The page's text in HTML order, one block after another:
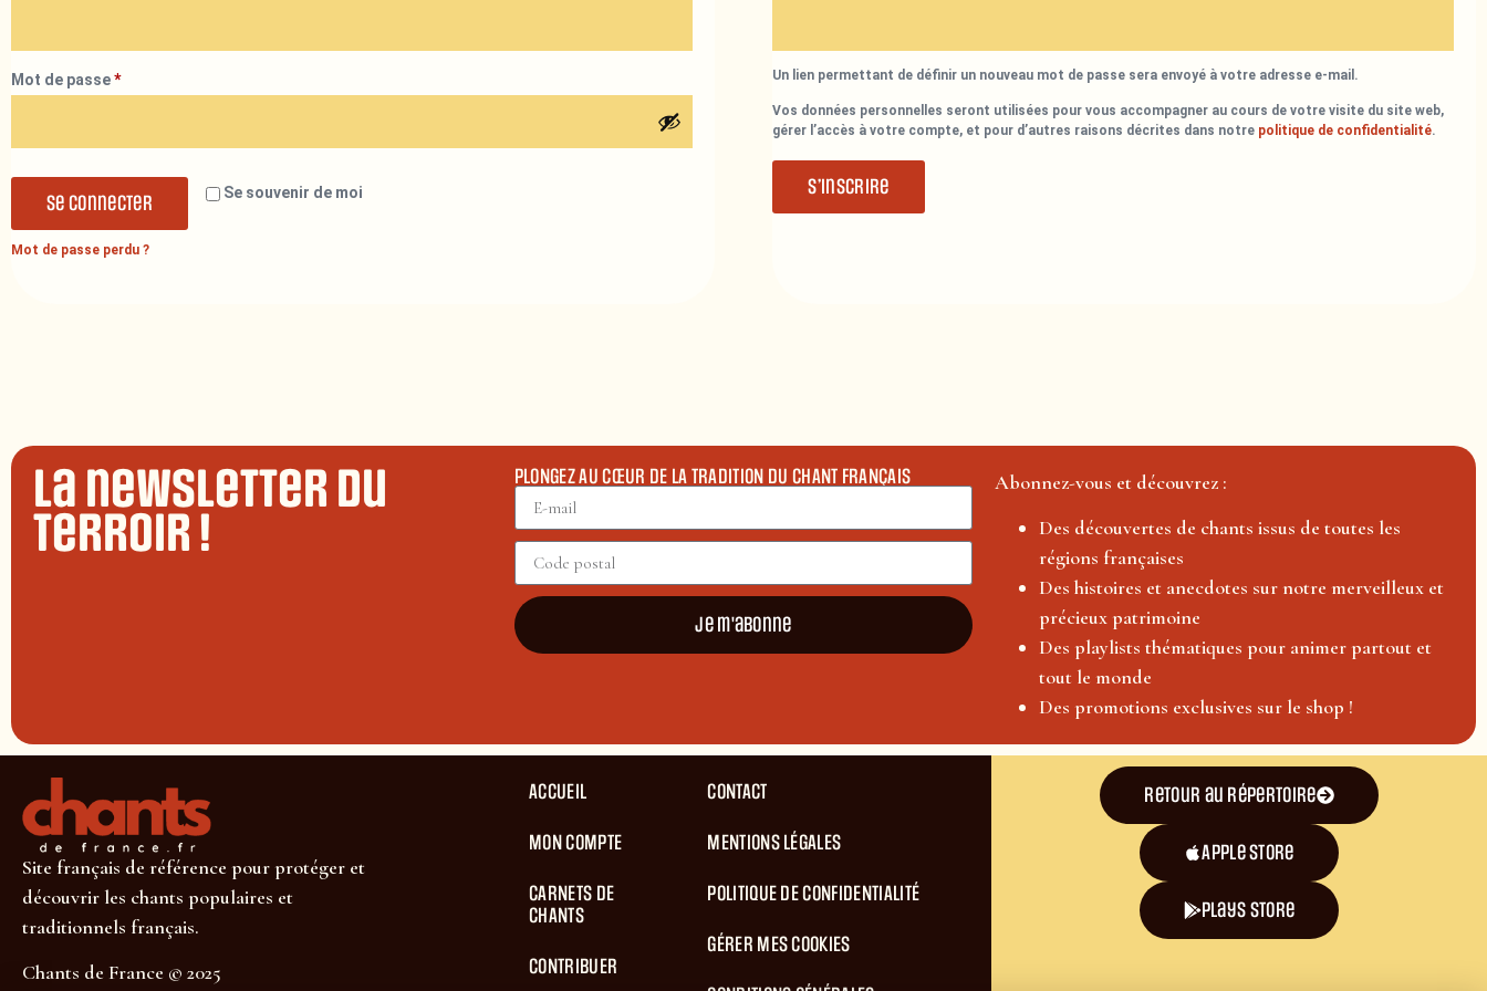
Mot de passe*
Se souvenir de moi
Se connecter
Mot de passe perdu ?
Un lien permettant de définir un nouveau mot de passe sera envoyé à votre adresse e-mail.
Vos données personnelles seront utilisées pour vous accompagner au cours de votre visite du site web,
gérer l’accès à votre compte, et pour d’autres raisons décrites dans notre politique de confidentialité.
S’inscrire
La newsletter du
terroir !
PLONGEZ AU CŒUR DE LA TRADITION DU CHANT FRANÇAIS
Je m'abonne
Abonnez-vous et découvrez :
Des découvertes de chants issus de toutes les
régions françaises
Des histoires et anecdotes sur notre merveilleux et
précieux patrimoine
Des playlists thématiques pour animer partout et
tout le monde
Des promotions exclusives sur le shop !
Site français de référence pour protéger et
découvrir les chants populaires et
traditionnels français.
Chants de France © 2025
ACCUEIL
MON COMPTE
CARNETS DE
CHANTS
CONTRIBUER
CONTACT
MENTIONS LÉGALES
POLITIQUE DE CONFIDENTIALITÉ
GÉRER MES COOKIES
Retour au répertoire
Apple Store
plays store